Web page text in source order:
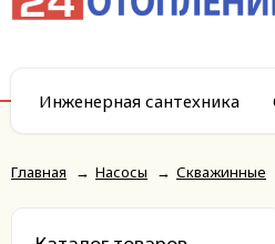
Инженерная сантехника
Главная → Насосы → Скважинные